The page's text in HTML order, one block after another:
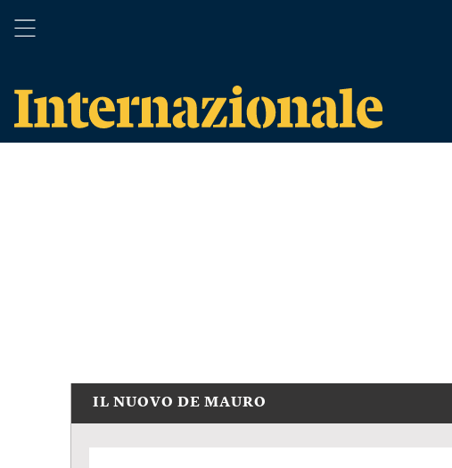
IL NUOVO DE MAURO